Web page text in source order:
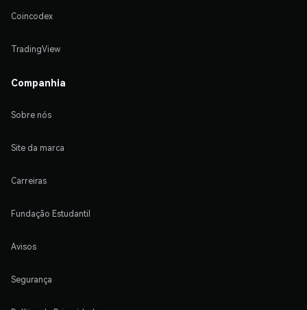
Coincodex
TradingView
Companhia
Sobre nós
Site da marca
Carreiras
Fundação Estudantil
Avisos
Segurança